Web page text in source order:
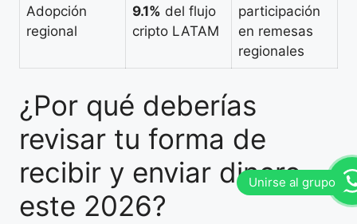
Adopción
regional
9.1% del flujo
cripto LATAM
participación
en remesas
regionales
¿Por qué deberías
revisar tu forma de
recibir y enviar dinero
este 2026?